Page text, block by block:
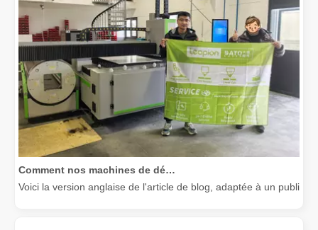
Voici la version anglaise de l'article de blog, adaptée à un public